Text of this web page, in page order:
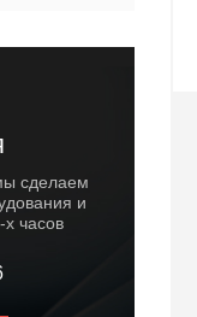
сделаем
и
х часов